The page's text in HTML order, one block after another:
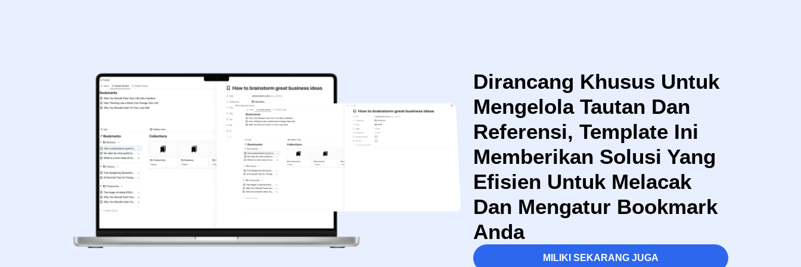
Dirancang Khusus Untuk
Mengelola Tautan Dan
Referensi, Template Ini
Memberikan Solusi Yang
Efisien Untuk Melacak
Dan Mengatur Bookmark
Anda
MILIKI SEKARANG JUGA